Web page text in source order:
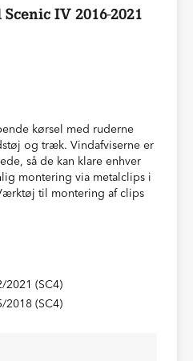
IV 2016-2021
kørsel med ruderne
og træk. Vindafviserne er
så de kan klare enhver
montering via metalclips i
til montering af clips
2021 (SC4)
2018 (SC4)